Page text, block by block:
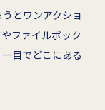
とワンアクショ
ファイルボック
目でどこにある